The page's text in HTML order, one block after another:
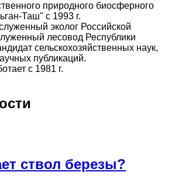
природного биосферного
Таш" с 1993 г.
эколог Российской
лесовод Республики
сельскохозяйственных наук,
публикаций.
с 1981 г.
ствол березы?